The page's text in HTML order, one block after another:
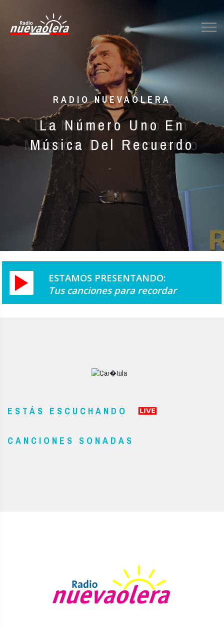
RADIO NUEVAOLERA
La Número Uno En
Música Del Recuerdo
La Número Uno En
Música Del Recuerdo
ESTÁS ESCUCHANDO
CANCIONES SONADAS